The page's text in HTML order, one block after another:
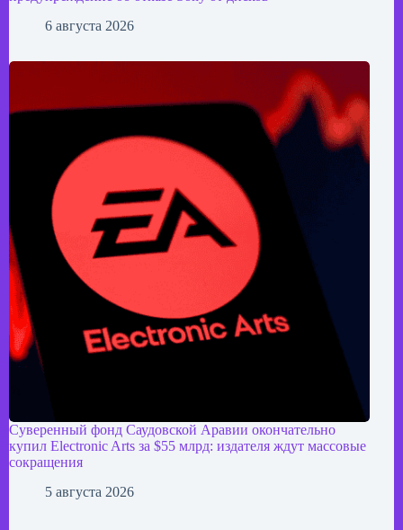
6 августа 2026
Суверенный фонд Саудовской Аравии окончательно
купил Electronic Arts за $55 млрд: издателя ждут массовые
сокращения
5 августа 2026